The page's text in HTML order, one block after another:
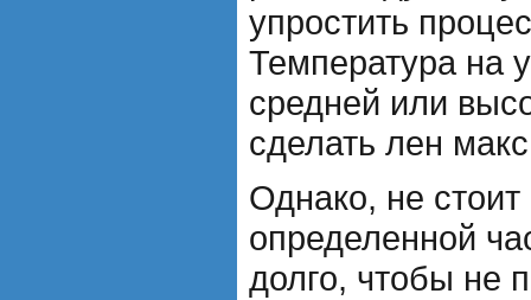
упростить
Температура на
средней или
сделать лен
Однако, не стоит
определенной
долго, чтобы не